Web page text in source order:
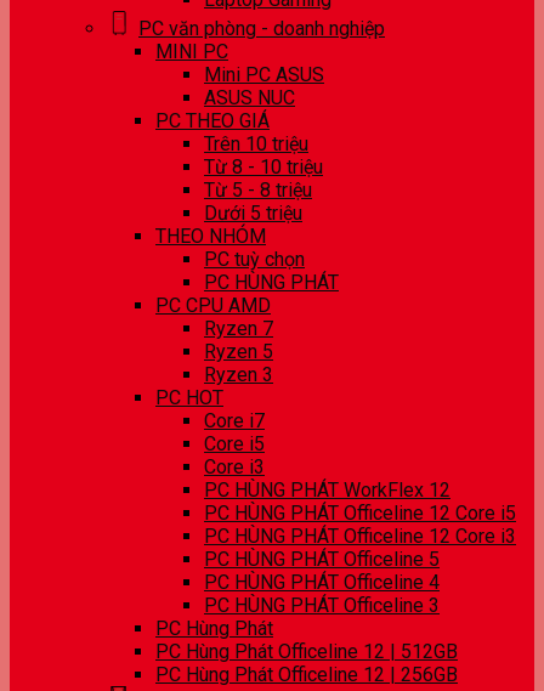
PC văn phòng - doanh nghiệp
MINI PC
Mini PC ASUS
ASUS NUC
PC THEO GIÁ
Trên 10 triệu
Từ 8 - 10 triệu
Từ 5 - 8 triệu
Dưới 5 triệu
THEO NHÓM
PC tuỳ chọn
PC HÙNG PHÁT
PC CPU AMD
Ryzen 7
Ryzen 5
Ryzen 3
PC HOT
Core i7
Core i5
Core i3
PC HÙNG PHÁT WorkFlex 12
PC HÙNG PHÁT Officeline 12 Core i5
PC HÙNG PHÁT Officeline 12 Core i3
PC HÙNG PHÁT Officeline 5
PC HÙNG PHÁT Officeline 4
PC HÙNG PHÁT Officeline 3
PC Hùng Phát
PC Hùng Phát Officeline 12 | 512GB
PC Hùng Phát Officeline 12 | 256GB